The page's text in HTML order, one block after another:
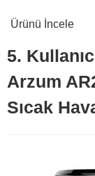
Ürünü İncele
5.
Arzum
Sıcak